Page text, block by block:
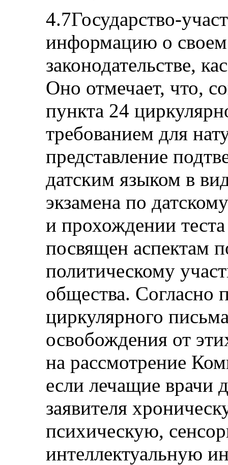
4.7Государство-
информацию о
законодательстве,
Оно отмечает, что,
пункта 24
требованием для
представление
датским языком в
экзамена по
и прохождении
посвящен аспектам
политическому
общества. Согласно
циркулярного
освобождения от
на рассмотрение
если лечащие врачи
заявителя
психическую,
интеллектуальную